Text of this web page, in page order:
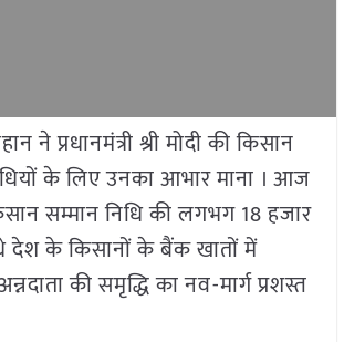
ने प्रधानमंत्री श्री मोदी की किसान
के लिए उनका आभार माना । आज
सम्मान निधि की लगभग 18 हजार
देश के किसानों के बैंक खातों में
की समृद्धि का नव-मार्ग प्रशस्त